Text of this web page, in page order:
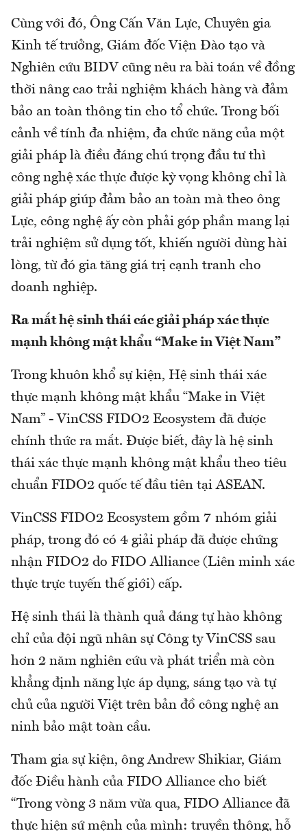
Cùng với đó, Ông Cấn Văn Lực, Chuyên gia
Kinh tế trưởng, Giám đốc Viện Đào tạo và
Nghiên cứu BIDV cũng nêu ra bài toán về đồng
thời nâng cao trải nghiệm khách hàng và đảm
bảo an toàn thông tin cho tổ chức. Trong bối
cảnh về tính đa nhiệm, đa chức năng của một
giải pháp là điều đáng chú trọng đầu tư thì
công nghệ xác thực được kỳ vọng không chỉ là
giải pháp giúp đảm bảo an toàn mà theo ông
Lực, công nghệ ấy còn phải góp phần mang lại
trải nghiệm sử dụng tốt, khiến người dùng hài
lòng, từ đó gia tăng giá trị cạnh tranh cho
doanh nghiệp.
Ra mắt hệ sinh thái các giải pháp xác thực
mạnh không mật khẩu “Make in Việt Nam”
Trong khuôn khổ sự kiện, Hệ sinh thái xác
thực mạnh không mật khẩu “Make in Việt
Nam” - VinCSS FIDO2 Ecosystem đã được
chính thức ra mắt. Được biết, đây là hệ sinh
thái xác thực mạnh không mật khẩu theo tiêu
chuẩn FIDO2 quốc tế đầu tiên tại ASEAN.
VinCSS FIDO2 Ecosystem gồm 7 nhóm giải
pháp, trong đó có 4 giải pháp đã được chứng
nhận FIDO2 do FIDO Alliance (Liên minh xác
thực trực tuyến thế giới) cấp.
Hệ sinh thái là thành quả đáng tự hào không
chỉ của đội ngũ nhân sự Công ty VinCSS sau
hơn 2 năm nghiên cứu và phát triển mà còn
khẳng định năng lực áp dụng, sáng tạo và tự
chủ của người Việt trên bản đồ công nghệ an
ninh bảo mật toàn cầu.
Tham gia sự kiện, ông Andrew Shikiar, Giám
đốc Điều hành của FIDO Alliance cho biết
“Trong vòng 3 năm vừa qua, FIDO Alliance đã
thực hiện sứ mệnh của mình: truyền thông, hỗ